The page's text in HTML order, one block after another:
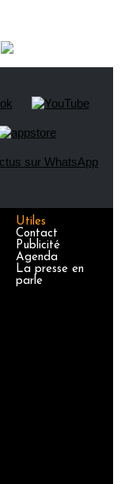
Utiles
Contact
Publicité
Agenda
La presse en
parle